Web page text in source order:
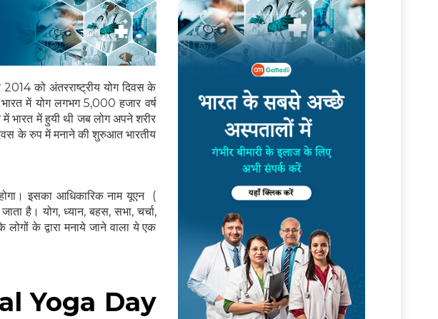
को अंतरराष्ट्रीय योग दिवस के
में योग लगभग 5,000 हजार वर्ष
भारत में हुयी थी जब लोग अपने शरीर
के रुप में मनाने की शुरुआत भारतीय
इसका आधिकारिक नाम यूएन (
है। योग, ध्यान, बहस, सभा, चर्चा,
के द्वारा मनाये जाने वाला ये एक
Yoga Day